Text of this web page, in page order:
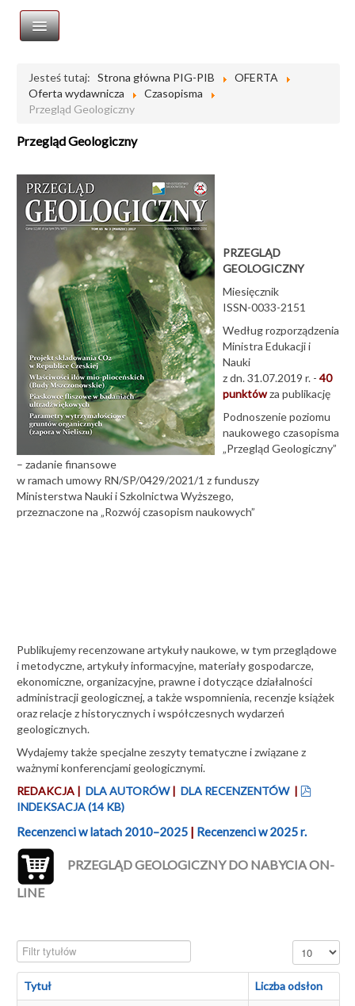
Wydawnictwa
Atlasy i mapy
Geological Quarterly
Volumina Jurassica
Przegląd Geologiczny
Serie wydawnicze
Materiały konferencyjne
Reprinty
Tabele stratygraficzne
Jak kupować
Sklep Internetowy PIG-PIB
Jesteś tutaj: Strona główna PIG-PIB
OFERTA
Oferta wydawnicza
Czasopisma
Przegląd Geologiczny
Przegląd Geologiczny
PRZEGLĄD
GEOLOGICZNY
Miesięcznik
ISSN-0033-2151
Według rozporządzenia
Ministra Edukacji i
Nauki
z dn. 31.07.2019 r. - 40
punktówza publikację
Podnoszenie poziomu
naukowego czasopisma
„Przegląd Geologiczny”
– zadanie finansowe
w ramach umowy RN/SP/0429/2021/1 z funduszy
Ministerstwa Nauki i Szkolnictwa Wyższego,
przeznaczone na „Rozwój czasopism naukowych”
Publikujemy recenzowane artykuły naukowe, w tym przeglądowe
i metodyczne, artykuły informacyjne, materiały gospodarcze,
ekonomiczne, organizacyjne, prawne i dotyczące działalności
administracji geologicznej, a także wspomnienia, recenzje książek
oraz relacje z historycznych i współczesnych wydarzeń
geologicznych.
Wydajemy także specjalne zeszyty tematyczne i związane z
ważnymi konferencjami geologicznymi.
REDAKCJA| DLA AUTORÓW| DLA RECENZENTÓW |
pdf
INDEKSACJA(14 KB)
Recenzenci w latach 2010–2025 | Recenzenci w 2025 r.
PRZEGLĄD GEOLOGICZNY DO NABYCIA ON-
LINE
Filtr tytułów Pokaż #
Tytuł Liczba odsłon